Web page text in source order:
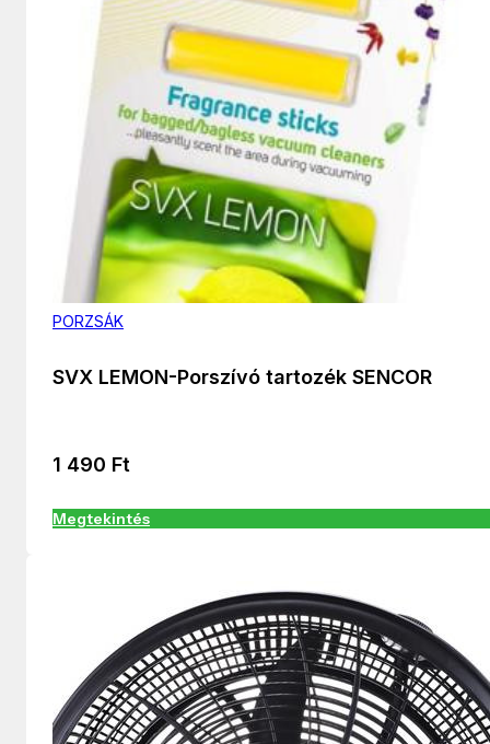
PORZSÁK
SVX LEMON-Porszívó tartozék SENCOR
1 490 Ft
Megtekintés